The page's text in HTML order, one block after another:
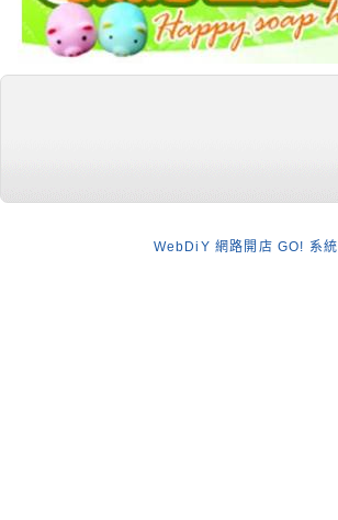
WebDiY 網路開店 GO! 系統